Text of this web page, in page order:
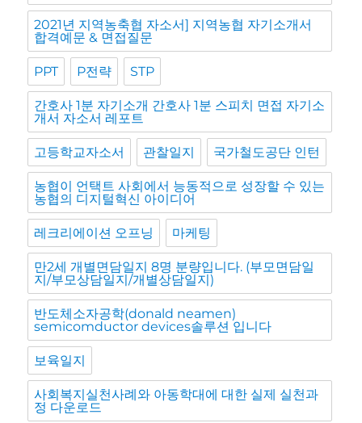
2021년 지역농축협 자소서] 지역농협 자기소개서
합격예문 & 면접질문
PPT P전략 STP
간호사 1분 자기소개 간호사 1분 스피치 면접 자기소
개서 자소서 레포트
고등학교자소서 관찰일지 국가철도공단 인턴
농협이 언택트 사회에서 능동적으로 성장할 수 있는
농협의 디지털혁신 아이디어
레크리에이션 오프닝 마케팅
만2세 개별면담일지 8명 분량입니다. (부모면담일
지/부모상담일지/개별상담일지)
반도체소자공학(donald neamen)
semicomductor devices솔루션 입니다
보육일지
사회복지실천사례와 아동학대에 대한 실제 실천과
정 다운로드